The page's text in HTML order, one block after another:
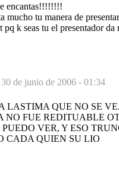
encantas!!!!!!!!
mucho tu manera de
pq k seas tu el presentador
30 de junio de 2006 - 01:34
LASTIMA QUE NO SE
NO FUE REDITUABLE
VER, Y ESO
CADA QUIEN SU LIO